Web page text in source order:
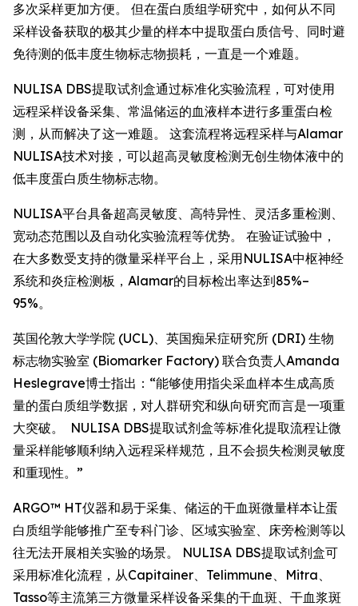
多次采样更加方便。 但在蛋白质组学研究中，如何从不同
采样设备获取的极其少量的样本中提取蛋白质信号、同时避
免待测的低丰度生物标志物损耗，一直是一个难题。
NULISA DBS提取试剂盒通过标准化实验流程，可对使用
远程采样设备采集、常温储运的血液样本进行多重蛋白检
测，从而解决了这一难题。 这套流程将远程采样与Alamar
NULISA技术对接，可以超高灵敏度检测无创生物体液中的
低丰度蛋白质生物标志物。
NULISA平台具备超高灵敏度、高特异性、灵活多重检测、
宽动态范围以及自动化实验流程等优势。 在验证试验中，
在大多数受支持的微量采样平台上，采用NULISA中枢神经
系统和炎症检测板，Alamar的目标检出率达到85%–
95%。
英国伦敦大学学院 (UCL)、英国痴呆症研究所 (DRI) 生物
标志物实验室 (Biomarker Factory) 联合负责人Amanda
Heslegrave博士指出：“能够使用指尖采血样本生成高质
量的蛋白质组学数据，对人群研究和纵向研究而言是一项重
大突破。 NULISA DBS提取试剂盒等标准化提取流程让微
量采样能够顺利纳入远程采样规范，且不会损失检测灵敏度
和重现性。”
ARGO™ HT仪器和易于采集、储运的干血斑微量样本让蛋
白质组学能够推广至专科门诊、区域实验室、床旁检测等以
往无法开展相关实验的场景。 NULISA DBS提取试剂盒可
采用标准化流程，从Capitainer、Telimmune、Mitra、
Tasso等主流第三方微量采样设备采集的干血斑、干血浆斑